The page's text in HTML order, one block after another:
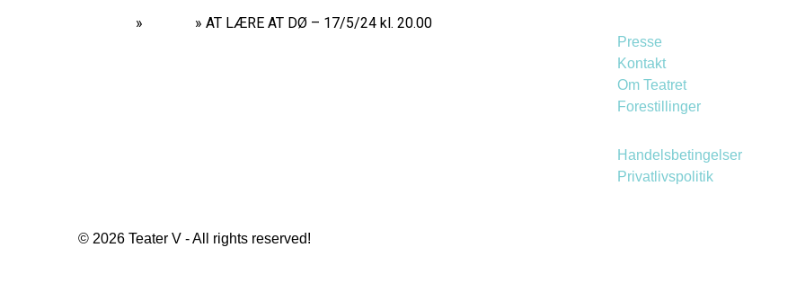
» » AT LÆRE AT DØ – 17/5/24 kl. 20.00
Presse
Kontakt
Om Teatret
Forestillinger
Handelsbetingelser
Privatlivspolitik
© 2026 Teater V - All rights reserved!